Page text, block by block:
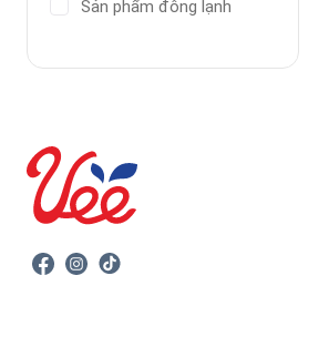
Sản phẩm đông lạnh